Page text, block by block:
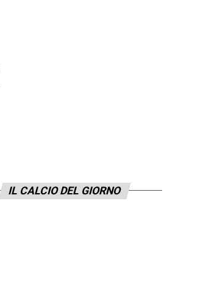
IL CALCIO DEL GIORNO